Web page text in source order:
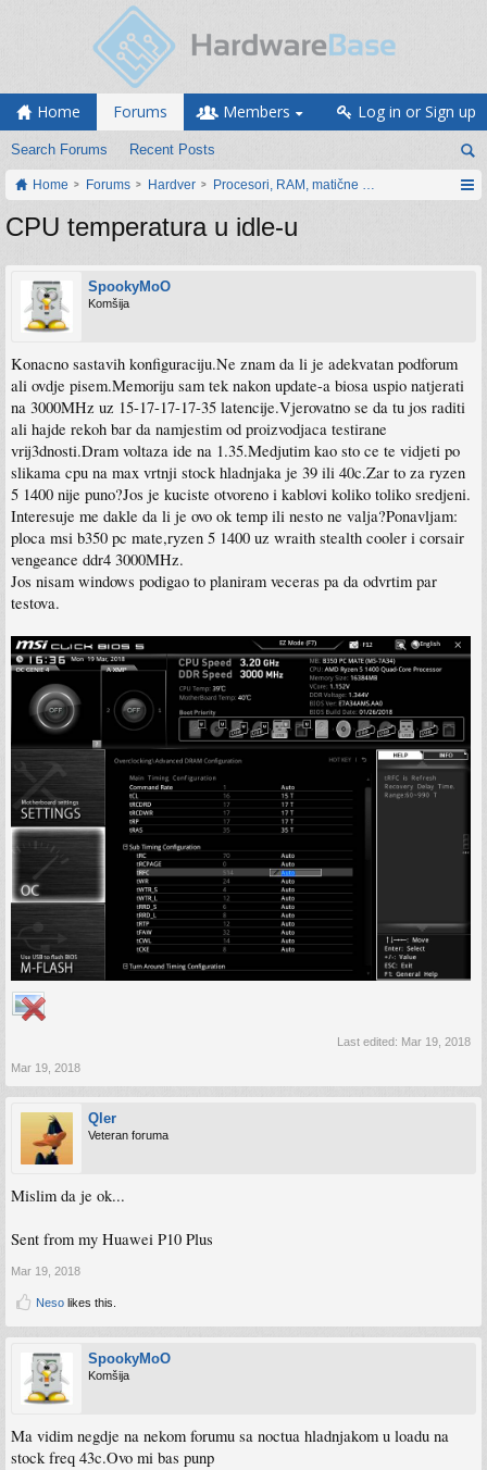
Home Forums
Search Forums Recent Posts
Members Log in or Sign up
Home Forums Hardver Procesori, RAM, matične ploče i grafičke
CPU temperatura u idle-u
SpookyMoO
Komšija
Konacno sastavih konfiguraciju.Ne znam da li je adekvatan podforum
ali ovdje pisem.Memoriju sam tek nakon update-a biosa uspio natjerati
na 3000MHz uz 15-17-17-17-35 latencije.Vjerovatno se da tu jos raditi
ali hajde rekoh bar da namjestim od proizvodjaca testirane
vrij3dnosti.Dram voltaza ide na 1.35.Medjutim kao sto ce te vidjeti po
slikama cpu na max vrtnji stock hladnjaka je 39 ili 40c.Zar to za ryzen
5 1400 nije puno?Jos je kuciste otvoreno i kablovi koliko toliko sredjeni.
Interesuje me dakle da li je ovo ok temp ili nesto ne valja?Ponavljam:
ploca msi b350 pc mate,ryzen 5 1400 uz wraith stealth cooler i corsair
vengeance ddr4 3000MHz.
Jos nisam windows podigao to planiram veceras pa da odvrtim par
testova.
Last edited: Mar 19, 2018
Mar 19, 2018
Qler
Veteran foruma
Mislim da je ok...
Sent from my Huawei P10 Plus
Mar 19, 2018
Neso likes this.
SpookyMoO
Komšija
Ma vidim negdje na nekom forumu sa noctua hladnjakom u loadu na
stock freq 43c.Ovo mi bas punp